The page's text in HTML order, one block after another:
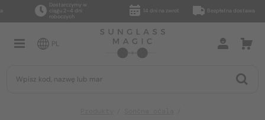
Dostarczymy w
ciągu 2–4 dni
roboczych
14 dni na zwrot Bezpłatna dostawa
PL